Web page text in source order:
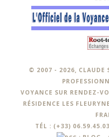
© 2007 - 2026, CLAUDE
VOYANCE SUR RENDEZ-
RÉSIDENCE LES
TÉL : (+33)